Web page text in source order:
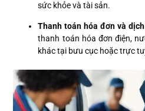
sức khỏe và tài sản.
Thanh toán hóa đơn và
thanh toán hóa đơn điện,
khác tại bưu cục hoặc trực